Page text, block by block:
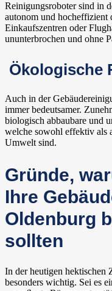
Reinigungsroboter sind in
autonom und hocheffizient
Einkaufszentren oder
ununterbrochen und ohne
Ökologische
Auch in der
immer bedeutsamer.
biologisch abbaubare und
welche sowohl effektiv als
Umwelt sind.
Gründe,
Ihre
Oldenburg
sollten
In der heutigen hektischen
besonders wichtig. Sei es